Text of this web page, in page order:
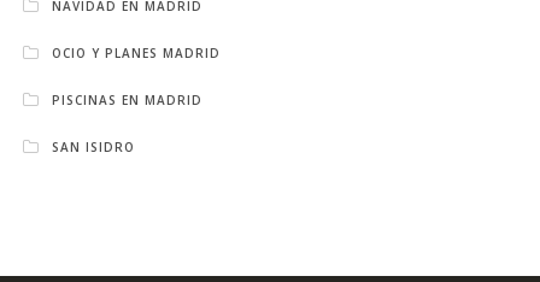
NAVIDAD EN MADRID
OCIO Y PLANES MADRID
PISCINAS EN MADRID
SAN ISIDRO